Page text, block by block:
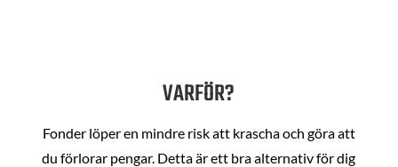
VARFÖR?
Fonder löper en mindre risk att krascha och göra att
du förlorar pengar. Detta är ett bra alternativ för dig